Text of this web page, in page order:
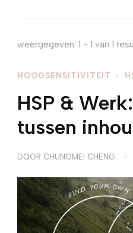
weergegeven: 1 - 1 van 1
HOOGSENSITIVITEIT
HSP &
tussen
DOOR CHUNGMEI CHENG